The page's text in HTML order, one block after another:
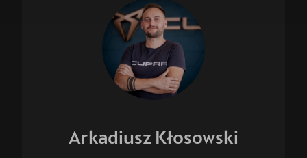
Arkadiusz Kłosowski